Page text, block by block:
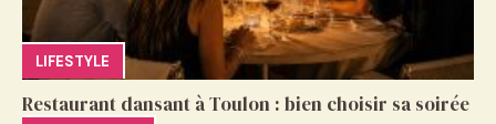
LIFESTYLE
Restaurant dansant à Toulon : bien choisir sa soirée